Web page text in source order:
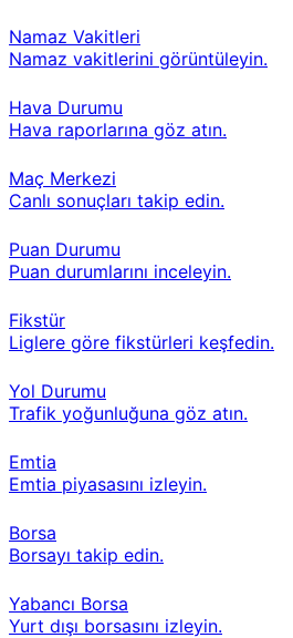
Namaz Vakitleri
Namaz vakitlerini görüntüleyin.
Hava Durumu
Hava raporlarına göz atın.
Maç Merkezi
Canlı sonuçları takip edin.
Puan Durumu
Puan durumlarını inceleyin.
Fikstür
Liglere göre fikstürleri keşfedin.
Yol Durumu
Trafik yoğunluğuna göz atın.
Emtia
Emtia piyasasını izleyin.
Borsa
Borsayı takip edin.
Yabancı Borsa
Yurt dışı borsasını izleyin.